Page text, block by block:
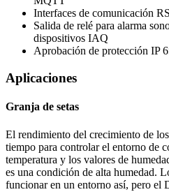
Interfaces de comunicación
Salida de relé para alarma
dispositivos IAQ
Aprobación de protección IP
Aplicaciones
Granja de setas
El rendimiento del crecimiento de
tiempo para controlar el entorno de
temperatura y los valores de
es una condición de alta humedad.
funcionar en un entorno así, pero el